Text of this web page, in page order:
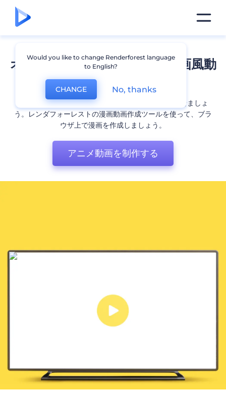
オンラインで簡単に使える漫画風動
画作成ツール
魅力的なアニメ動画を作成して、ブランドを成長させましょ
う。レンダフォーレストの漫画動画作成ツールを使って、ブラ
ウザ上で漫画を作成しましょう。
アニメ動画を制作する
Would you like to change Renderforest language
to English?
CHANGE No, thanks